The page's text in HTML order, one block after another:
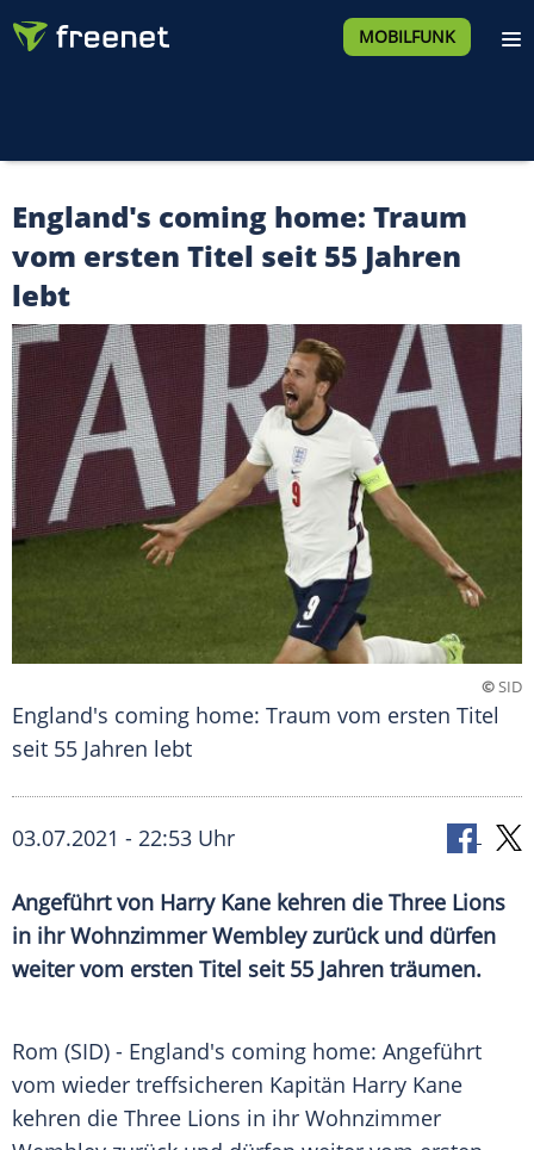
MOBILFUNK
England's coming home: Traum
vom ersten Titel seit 55 Jahren
lebt
©SID
England's coming home: Traum vom ersten Titel
seit 55 Jahren lebt
03.07.2021 - 22:53 Uhr
Angeführt von Harry Kane kehren die Three Lions
in ihr WohnzimmerWembleyzurück und dürfen
weiter vom ersten Titel seit 55 Jahren träumen.
Rom (SID) - England's coming home: Angeführt
vom wieder treffsicheren Kapitän Harry Kane
kehren die Three Lions in ihr Wohnzimmer